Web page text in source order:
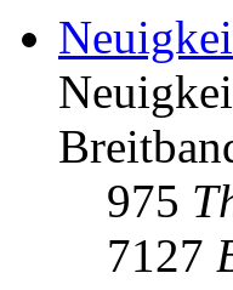
975
7127